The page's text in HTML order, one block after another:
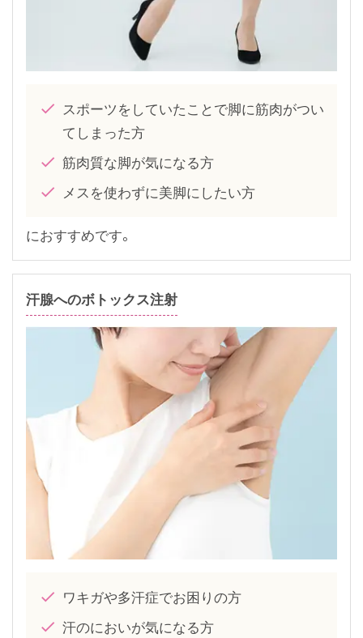
スポーツをしていたことで脚に筋肉がつい
てしまった方
筋肉質な脚が気になる方
メスを使わずに美脚にしたい方
におすすめです。
汗腺へのボトックス注射
ワキガや多汗症でお困りの方
汗のにおいが気になる方